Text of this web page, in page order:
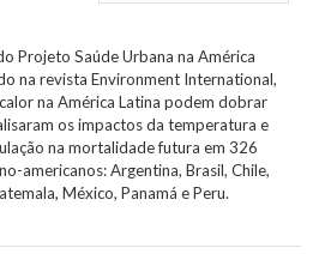
Projeto Saúde Urbana na América
na revista Environment International,
na América Latina podem dobrar
os impactos da temperatura e
na mortalidade futura em 326
americanos: Argentina, Brasil, Chile,
México, Panamá e Peru.